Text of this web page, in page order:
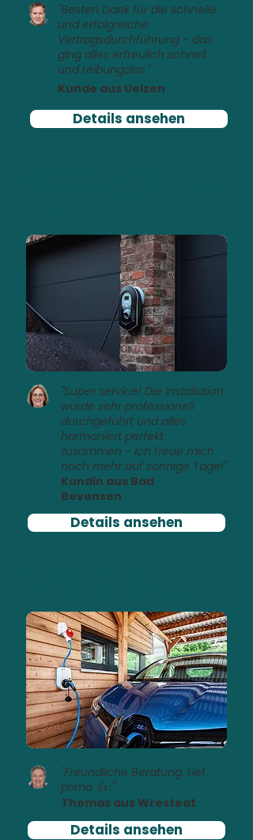
"Besten Dank für die schnelle
und erfolgreiche
Vertragsdurchführung - das
ging alles erfreulich schnell
und reibungslos."
Kunde aus Uelzen
Details ansehen
"Super service! Die Installation
wurde sehr professionell
durchgeführt und alles
harmoniert perfekt
zusammen - Ich freue mich
noch mehr auf sonnige Tage!"
Kundin aus Bad
Bevensen
Details ansehen
"Freundliche Beratung. Lief
prima 👍 ."
Thomas aus Wrestedt
Details ansehen